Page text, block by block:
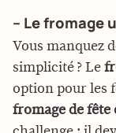
– Le fromage
Vous manquez
simplicité ? Le
option pour les
fromage de fête